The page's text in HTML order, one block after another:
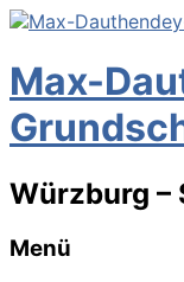
Max-
Würzburg –
Menü